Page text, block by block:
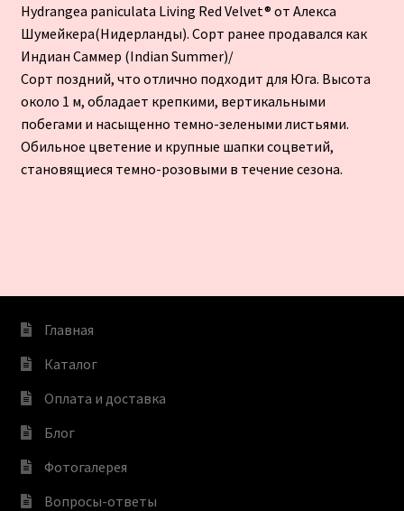
Hydrangea paniculata Living Red Velvet® от Алекса
Шумейкера(Нидерланды). Сорт ранее продавался как
Индиан Саммер (Indian Summer)/
Сорт поздний, что отлично подходит для Юга. Высота
около 1 м, обладает крепкими, вертикальными
побегами и насыщенно темно-зелеными листьями.
Обильное цветение и крупные шапки соцветий,
становящиеся темно-розовыми в течение сезона.
Главная
Каталог
Оплата и доставка
Блог
Фотогалерея
Вопросы-ответы